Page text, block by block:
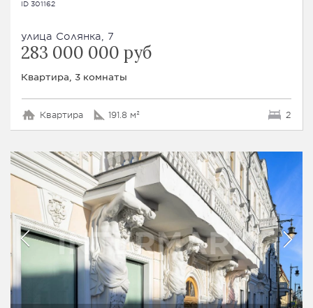
ID 301162
улица Солянка, 7
283 000 000 руб
Квартира, 3 комнаты
Квартира 191.8 м² 2